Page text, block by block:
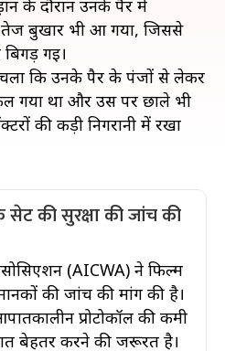
के दौरान उनके पैर में
तेज बुखार भी आ गया, जिससे
गई।
चला कि उनके पैर के पंजों से लेकर
गया था और उस पर छाले भी
की कड़ी निगरानी में रखा
की सुरक्षा की जांच की
(AICWA) ने फिल्म
की जांच की मांग की है।
प्रोटोकॉल की कमी
बेहतर करने की जरूरत है।